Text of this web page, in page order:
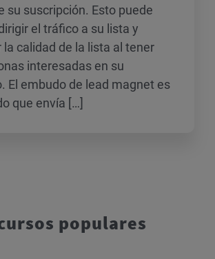
su suscripción. Esto puede
el tráfico a su lista y
calidad de la lista al tener
interesadas en su
El embudo de lead magnet es
que envía […]
populares